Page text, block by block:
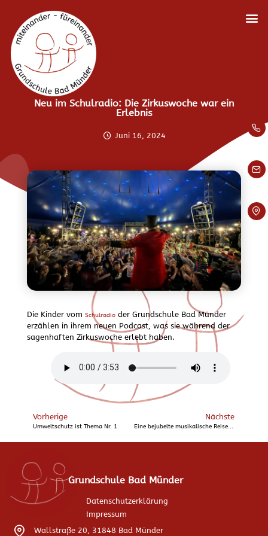
Neu im Schulradio: Die Zirkuswoche war ein
Erlebnis
Juni 16, 2024
Die Kinder vom Schulradioder Grundschule Bad Münder
erzählen in ihrem neuen Podcast, was sie während der
sagenhaften Zirkuswoche erlebt haben.
Vorherige
Umweltschutz ist Thema Nr. 1
Nächste
Eine bejubelte musikalische Reise in den Zoo
Grundschule Bad Münder
Datenschutzerklärung
Impressum
Wallstraße 20, 31848 Bad Münder